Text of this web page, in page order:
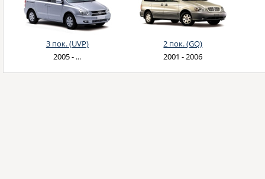
3 пок. (UVP)
2005 - ...
2 пок. (GQ)
2001 - 2006